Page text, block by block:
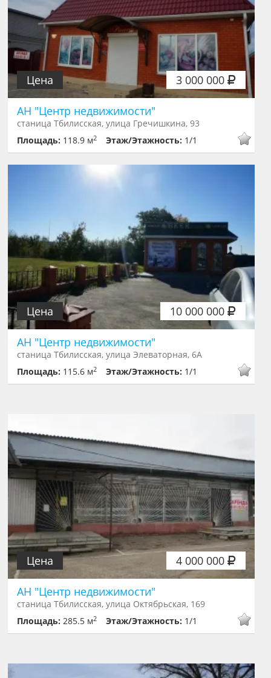
3 000 000
Цена
АН "Центр недвижимости"
станица Тбилисская, улица Гречишкина, 93
Площадь: 118.9 м2 Этаж/Этажность: 1/1
10 000 000
Цена
АН "Центр недвижимости"
станица Тбилисская, улица Элеваторная, 6А
Площадь: 115.6 м2 Этаж/Этажность: 1/1
4 000 000
Цена
АН "Центр недвижимости"
станица Тбилисская, улица Октябрьская, 169
Площадь:285.5 м2 Этаж/Этажность: 1/1